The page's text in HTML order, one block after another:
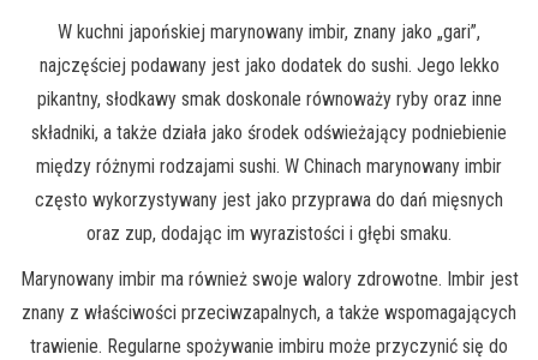
W kuchni japońskiej marynowany imbir, znany jako „gari”,
najczęściej podawany jest jako dodatek do sushi. Jego lekko
pikantny, słodkawy smak doskonale równoważy ryby oraz inne
składniki, a także działa jako środek odświeżający podniebienie
między różnymi rodzajami sushi. W Chinach marynowany imbir
często wykorzystywany jest jako przyprawa do dań mięsnych
oraz zup, dodając im wyrazistości i głębi smaku.
Marynowany imbir ma również swoje walory zdrowotne. Imbir jest
znany z właściwości przeciwzapalnych, a także wspomagających
trawienie. Regularne spożywanie imbiru może przyczynić się do